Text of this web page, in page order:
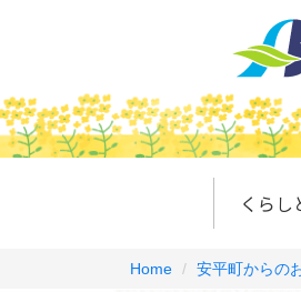
くらし
Home 安平町からの